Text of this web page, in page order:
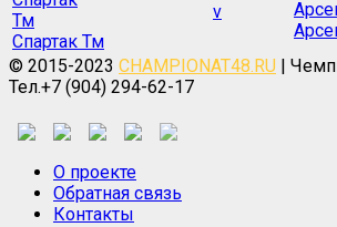
Спартак Тм
v
© 2015-2023 CHAMPIONAT48.RU |
Тел.+7 (904) 294-62-17
О проекте
Обратная связь
Контакты